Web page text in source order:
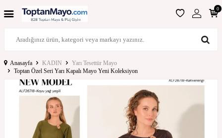
0
Anasayfa KADIN
Yarı Tesettür Mayo
Toptan Özel Seri Yarı Kapalı Mayo Yeni Koleksiyon